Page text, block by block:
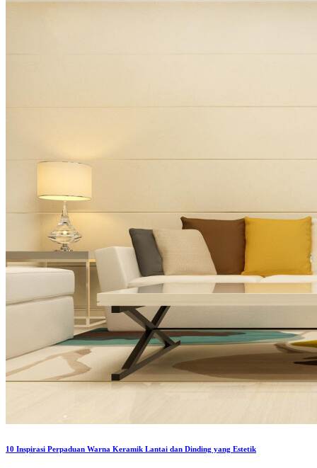
10 Inspirasi Perpaduan Warna Keramik Lantai dan Dinding yang Estetik